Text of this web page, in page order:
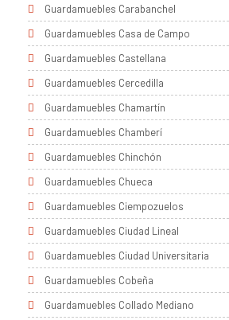
Guardamuebles Carabanchel
Guardamuebles Casa de Campo
Guardamuebles Castellana
Guardamuebles Cercedilla
Guardamuebles Chamartín
Guardamuebles Chamberí
Guardamuebles Chinchón
Guardamuebles Chueca
Guardamuebles Ciempozuelos
Guardamuebles Ciudad Lineal
Guardamuebles Ciudad Universitaria
Guardamuebles Cobeña
Guardamuebles Collado Mediano